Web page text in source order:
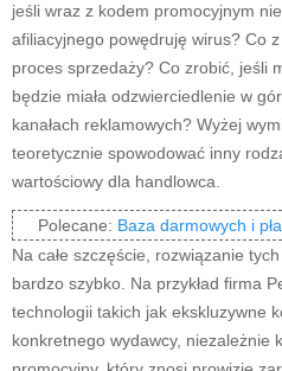
jeśli wraz z kodem promocyjnym
afiliacyjnego powędruję wirus? Co
proces sprzedaży? Co zrobić, jeśli
będzie miała odzwierciedlenie w
kanałach reklamowych? Wyżej
teoretycznie spowodować inny
wartościowy dla handlowca.
Polecane: Baza darmowych i
Na całe szczęście, rozwiązanie
bardzo szybko. Na przykład firma
technologii takich jak ekskluzywne
konkretnego wydawcy, niezależnie